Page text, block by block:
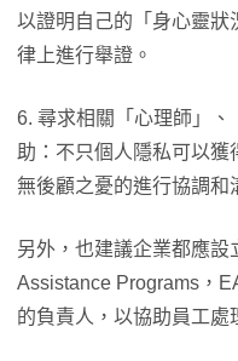
以證明自己的「身心靈狀
律上進行舉證。
6. 尋求相關「心理師」
助：不只個人隱私可以獲
無後顧之憂的進行協調和
另外，也建議企業都應
Assistance Programs，
的負責人，以協助員工處